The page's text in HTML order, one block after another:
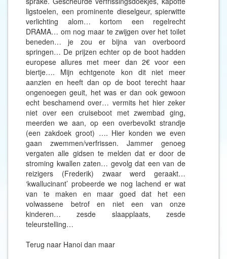
ligstoelen, een prominente dieselgeur, spierwitte
verlichting alom… kortom een regelrecht
DRAMA… om nog maar te zwijgen over het toilet
beneden… je zou er bijna van overboord
springen… De prijzen echter op de boot hadden
europese allures met meer dan 2€ voor een
biertje…. Mijn echtgenote kon dit niet meer
aanzien en heeft dan op de boot terecht haar
ongenoegen geuit, het was er dan ook gewoon
echt beschamend over… vermits het hier zeker
niet over een cruiseboot met zwembad ging,
meerden we aan, op een overbevolkt strandje
(een zakdoek groot) …. Hier konden we even
gaan zwemmen/verfrissen. Jammer genoeg
vergaten alle gidsen te melden dat er door de
stroming kwallen zaten… gevolg dat een van de
reizigers (Frederik) zwaar werd geraakt…
‘kwallucinant’ probeerde we nog lachend er wat
van te maken en maar goed dat het een
volwassene betrof en niet een van onze
kinderen… zesde slaapplaats, zesde
teleurstelling…
Terug naar Hanoi dan maar